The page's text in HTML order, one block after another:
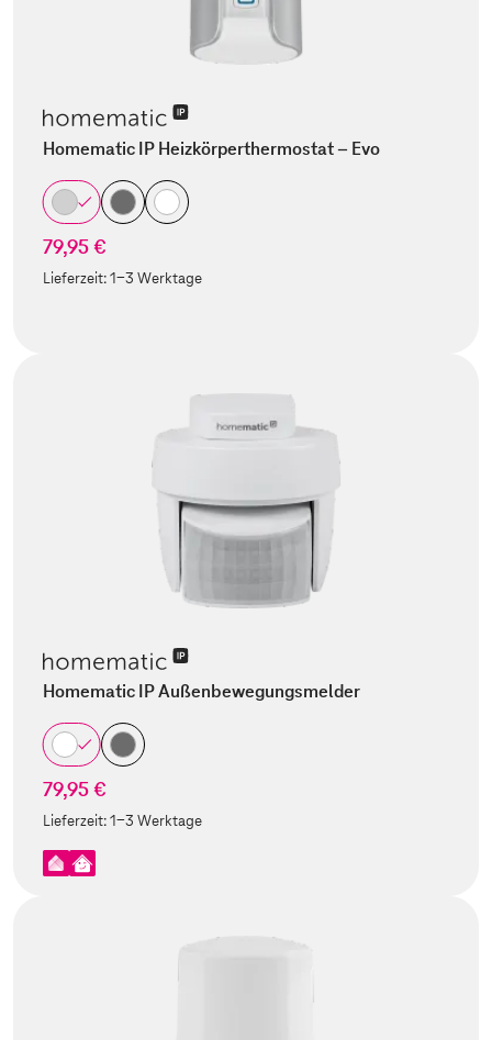
Homematic IP Heizkörperthermostat – Evo
79,95 €
Lieferzeit:1-3 Werktage
Homematic IP Außenbewegungsmelder
79,95 €
Lieferzeit:1-3 Werktage